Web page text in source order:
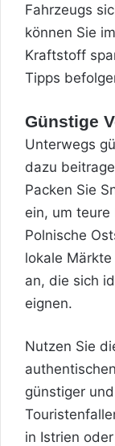
Fahrzeugs
können Sie
Kraftstoff
Tipps
Günstige
Unterwegs
dazu
Packen Sie
ein, um teure
Polnische
lokale
an, die sich
eignen.
Nutzen Sie
günstiger
in Istrien